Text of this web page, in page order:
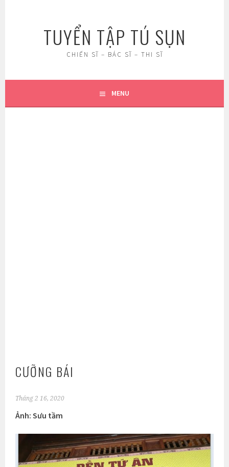
TUYỂN TẬP TÚ SỤN
CHIẾN SĨ – BÁC SĨ – THI SĨ
MENU
CƯỠNG BÁI
Tháng 2 16, 2020
Ảnh: Sưu tầm